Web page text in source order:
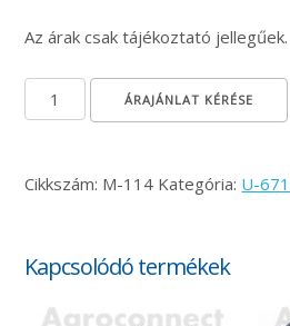
Az árak csak tájékoztató jellegűek.
Légfék csatlakozó mennyiség
ÁRAJÁNLAT KÉRÉSE
Cikkszám: M-114 Kategória: U-
Kapcsolódó termékek